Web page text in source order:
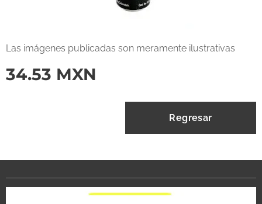
Las imágenes publicadas son meramente ilustrativas
34.53 MXN
Regresar